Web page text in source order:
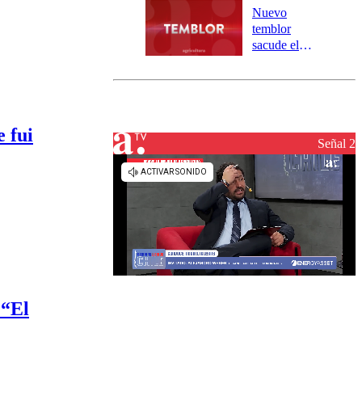
fui
aisladas entre
Valparaíso y
Los Ríos
Nuevo
temblor
sacude el
revisa la
Señal 2